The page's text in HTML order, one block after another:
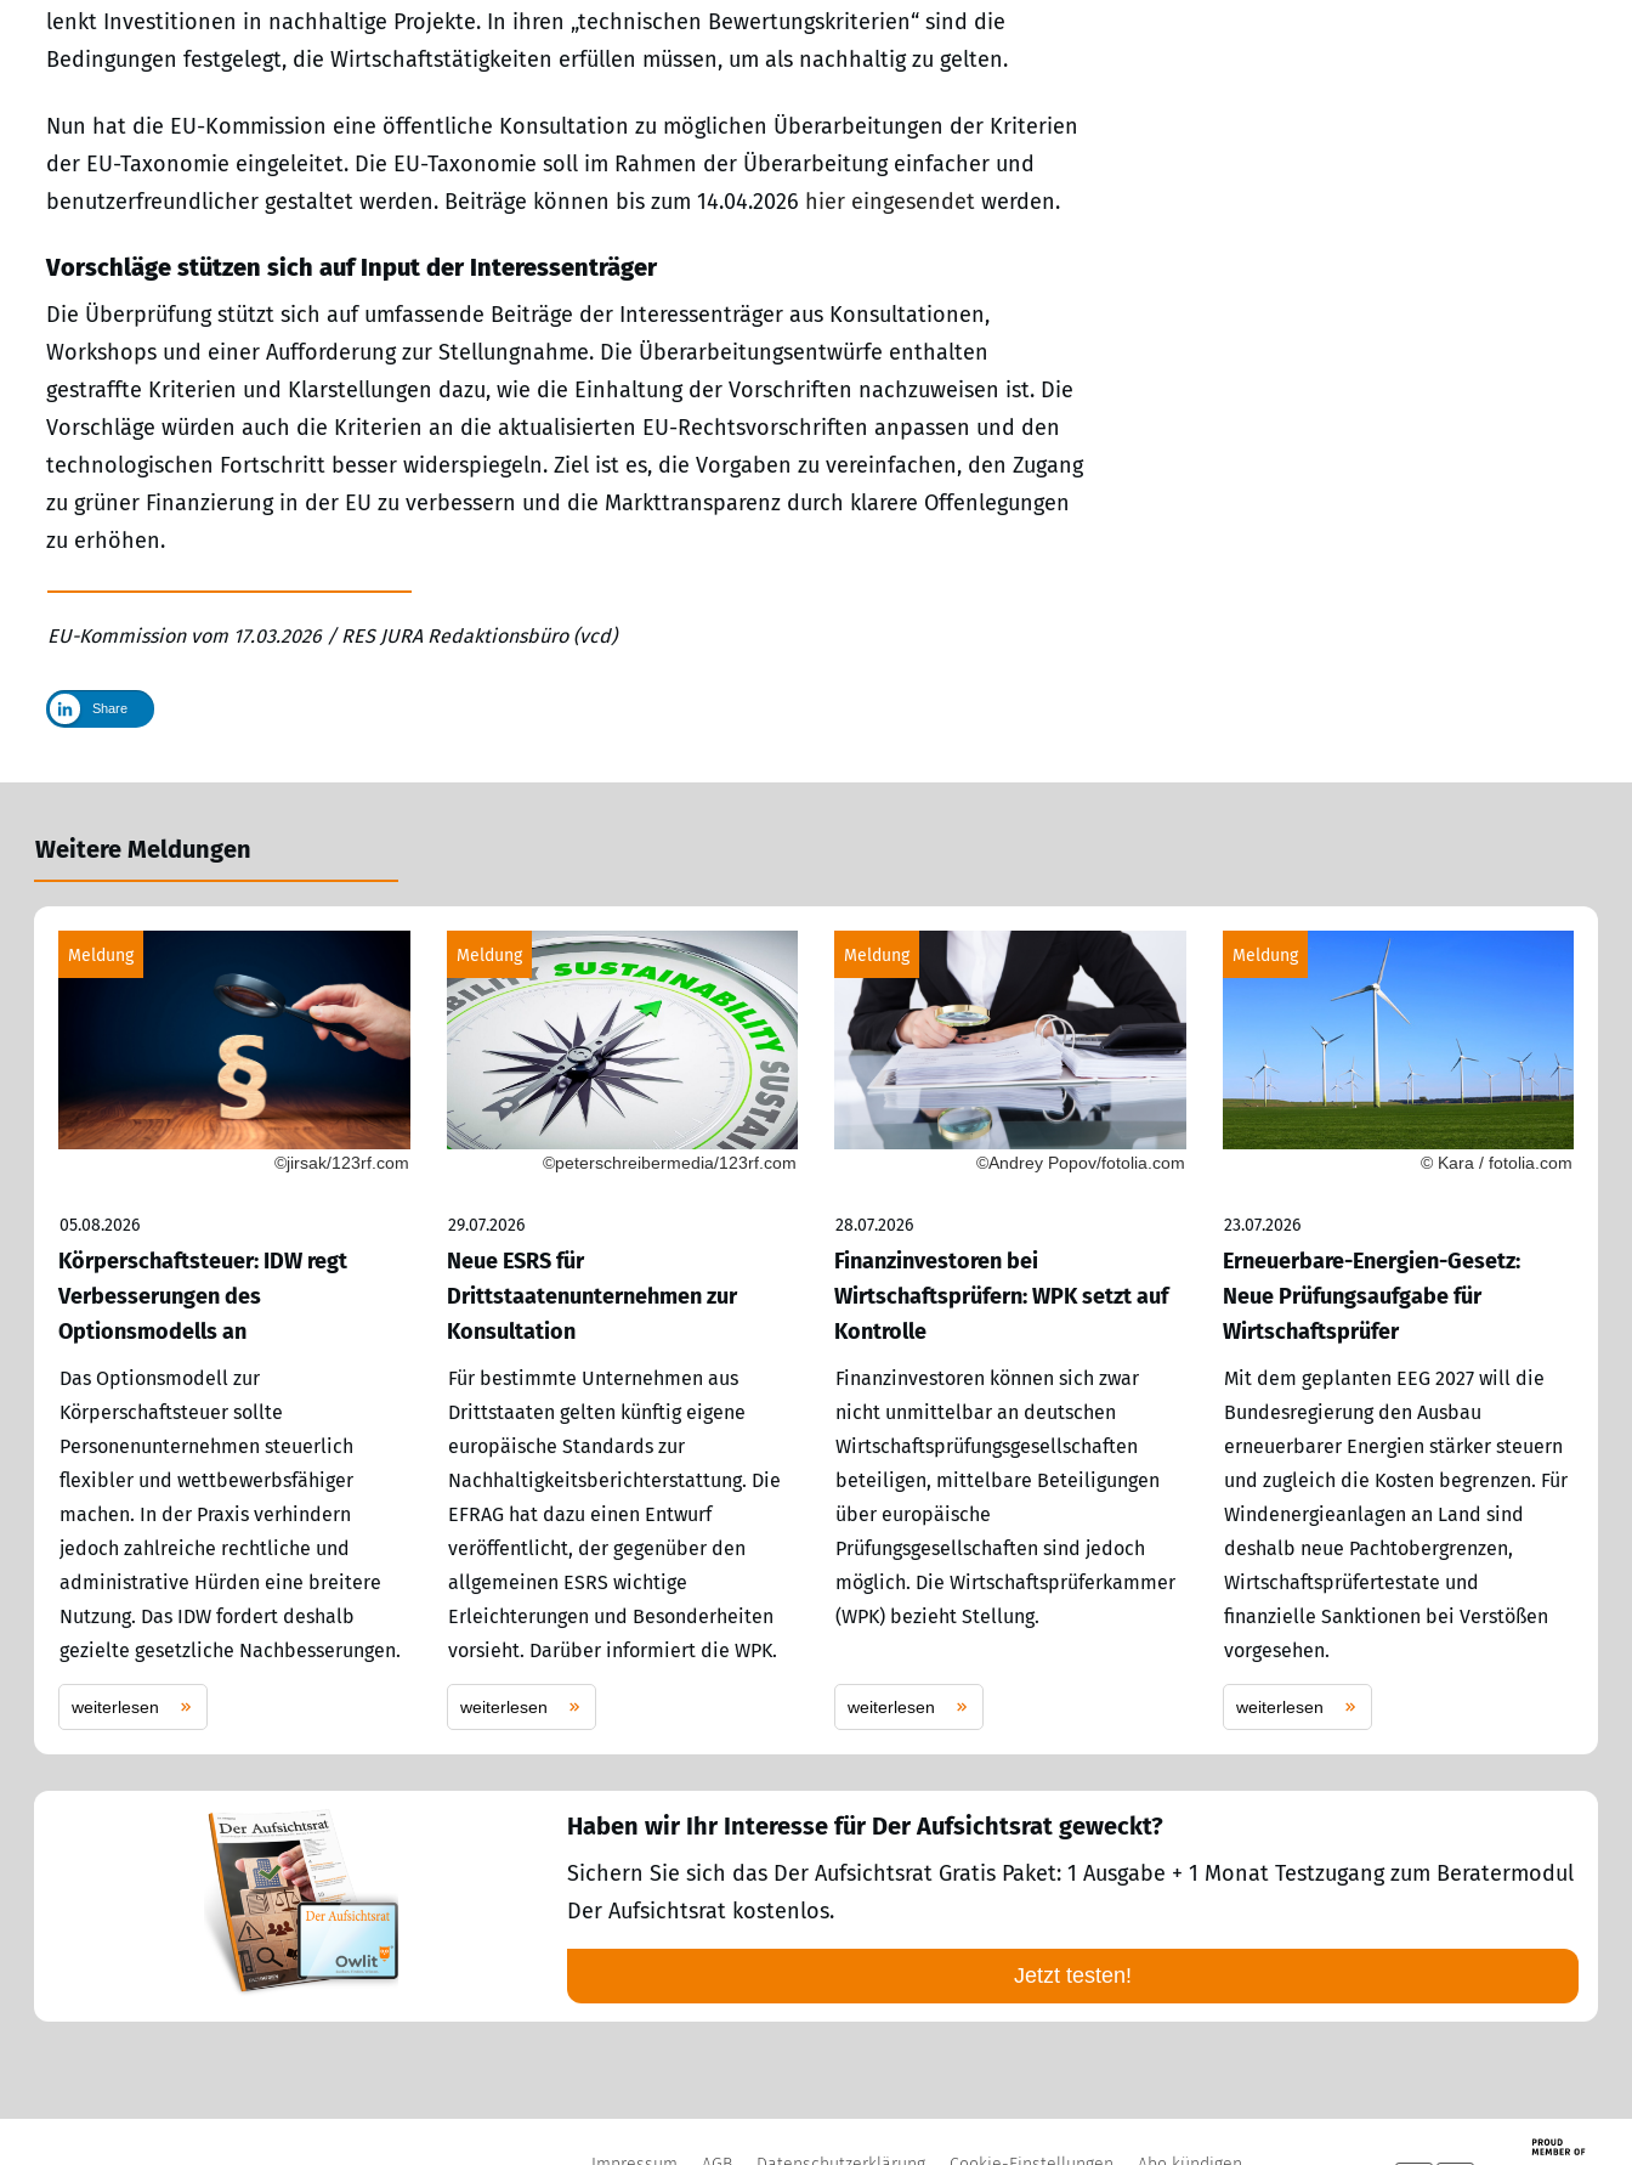
lenkt Investitionen in nachhaltige Projekte. In ihren „technischen Bewertungskriterien“ sind die
Bedingungen festgelegt, die Wirtschaftstätigkeiten erfüllen müssen, um als nachhaltig zu gelten.
Nun hat die EU-Kommission eine öffentliche Konsultation zu möglichen Überarbeitungen der Kriterien
der EU-Taxonomie eingeleitet. Die EU-Taxonomie soll im Rahmen der Überarbeitung einfacher und
benutzerfreundlicher gestaltet werden. Beiträge können bis zum 14.04.2026 hier eingesendet werden.
Vorschläge stützen sich auf Input der Interessenträger
Die Überprüfung stützt sich auf umfassende Beiträge der Interessenträger aus Konsultationen,
Workshops und einer Aufforderung zur Stellungnahme. Die Überarbeitungsentwürfe enthalten
gestraffte Kriterien und Klarstellungen dazu, wie die Einhaltung der Vorschriften nachzuweisen ist. Die
Vorschläge würden auch die Kriterien an die aktualisierten EU-Rechtsvorschriften anpassen und den
technologischen Fortschritt besser widerspiegeln. Ziel ist es, die Vorgaben zu vereinfachen, den Zugang
zu grüner Finanzierung in der EU zu verbessern und die Markttransparenz durch klarere Offenlegungen
zu erhöhen.
EU-Kommission vom 17.03.2026 / RES JURA Redaktionsbüro (vcd)
Share
Weitere Meldungen
Meldung
©jirsak/123rf.com
05.08.2026
Körperschaftsteuer: IDW regt
Verbesserungen des
Optionsmodells an
Das Optionsmodell zur
Körperschaftsteuer sollte
Personenunternehmen steuerlich
flexibler und wettbewerbsfähiger
machen. In der Praxis verhindern
jedoch zahlreiche rechtliche und
administrative Hürden eine breitere
Nutzung. Das IDW fordert deshalb
gezielte gesetzliche Nachbesserungen.
weiterlesen
Meldung
©peterschreibermedia/123rf.com
29.07.2026
Neue ESRS für
Drittstaatenunternehmen zur
Konsultation
Für bestimmte Unternehmen aus
Drittstaaten gelten künftig eigene
europäische Standards zur
Nachhaltigkeitsberichterstattung. Die
EFRAG hat dazu einen Entwurf
veröffentlicht, der gegenüber den
allgemeinen ESRS wichtige
Erleichterungen und Besonderheiten
vorsieht. Darüber informiert die WPK.
weiterlesen
Meldung
©Andrey Popov/fotolia.com
28.07.2026
Finanzinvestoren bei
Wirtschaftsprüfern: WPK setzt auf
Kontrolle
Finanzinvestoren können sich zwar
nicht unmittelbar an deutschen
Wirtschaftsprüfungsgesellschaften
beteiligen, mittelbare Beteiligungen
über europäische
Prüfungsgesellschaften sind jedoch
möglich. Die Wirtschaftsprüferkammer
(WPK) bezieht Stellung.
weiterlesen
Meldung
© Kara / fotolia.com
23.07.2026
Erneuerbare-Energien-Gesetz:
Neue Prüfungsaufgabe für
Wirtschaftsprüfer
Mit dem geplanten EEG 2027 will die
Bundesregierung den Ausbau
erneuerbarer Energien stärker steuern
und zugleich die Kosten begrenzen. Für
Windenergieanlagen an Land sind
deshalb neue Pachtobergrenzen,
Wirtschaftsprüfertestate und
finanzielle Sanktionen bei Verstößen
vorgesehen.
weiterlesen
Haben wir Ihr Interesse für Der Aufsichtsrat geweckt?
Sichern Sie sich das Der Aufsichtsrat Gratis Paket: 1 Ausgabe + 1 Monat Testzugang zum Beratermodul
Der Aufsichtsrat kostenlos.
Jetzt testen!